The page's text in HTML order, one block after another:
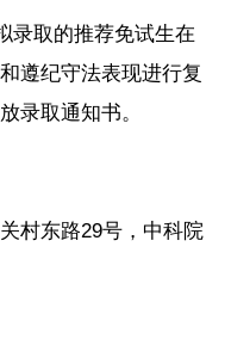
取的推荐免试生在
遵纪守法表现进行复
录取通知书。
东路29号，中科院